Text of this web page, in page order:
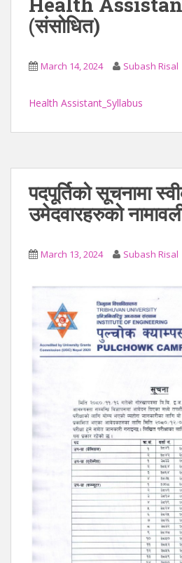
(संसोधित)
March 14, 2024 Subash Risal
Health Assistant_Syllabus
पदपूर्तिको सूचनामा
उमेदवारहरुको
March 13, 2024 Subash Risal